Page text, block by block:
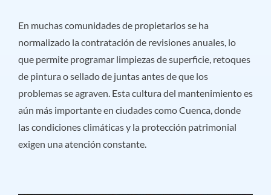
En muchas comunidades de propietarios se ha
normalizado la contratación de revisiones anuales, lo
que permite programar limpiezas de superficie, retoques
de pintura o sellado de juntas antes de que los
problemas se agraven. Esta cultura del mantenimiento es
aún más importante en ciudades como Cuenca, donde
las condiciones climáticas y la protección patrimonial
exigen una atención constante.